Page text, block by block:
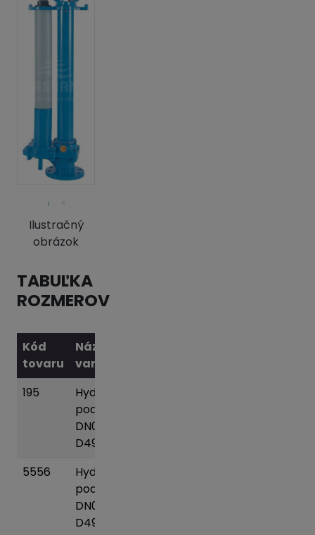
Ilustračný
obrázok
TABUĽKA
ROZMEROV
Kód
tovaru
Názov
variantu
195
Hydrant
podz.
DN080/1000
D490
5556
Hydrant
podz.
DN080/1250
D490